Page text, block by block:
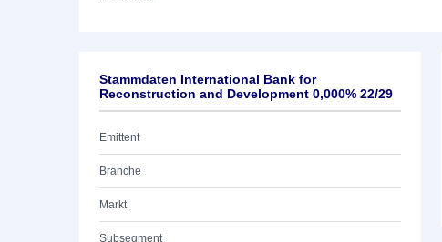
Stammdaten International Bank for
Reconstruction and Development 0,000% 22/29
Emittent
Branche
Markt
Subsegment